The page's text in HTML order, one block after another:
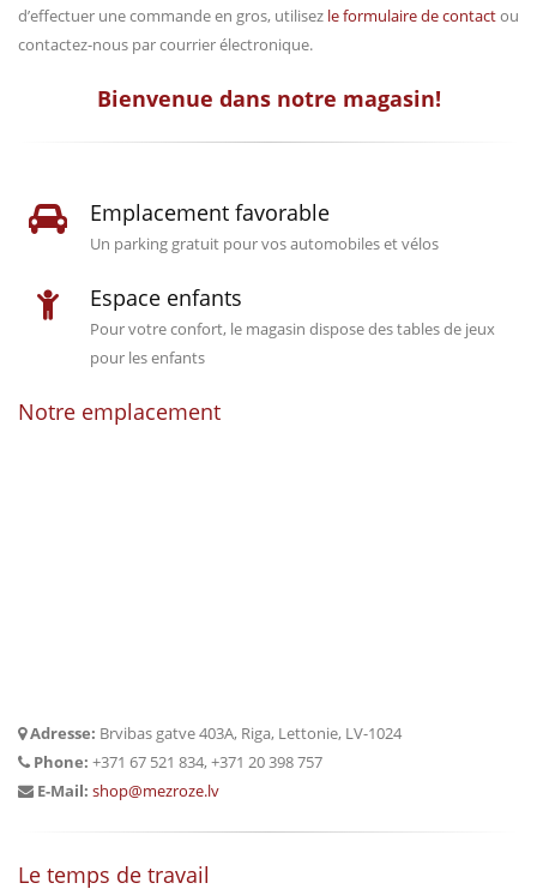
d’effectuer une commande en gros, utilisez le formulaire de contactou
contactez-nous par courrier électronique.
Bienvenue dans notre magasin!
Emplacement favorable
Un parking gratuit pour vos automobiles et vélos
Espace enfants
Pour votre confort, le magasin dispose des tables de jeux
pour les enfants
Notre emplacement
Adresse: Brvibas gatve 403A, Riga, Lettonie, LV-1024
Phone: +371 67 521 834, +371 20 398 757
E-Mail: shop@mezroze.lv
Le temps de travail